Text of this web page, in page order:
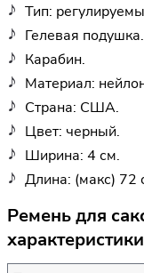
Тип:
Гелевая подушка.
Карабин.
Материал:
Страна: США.
Цвет: черный.
Ширина: 4 см.
Длина: (макс) 72
Ремень для